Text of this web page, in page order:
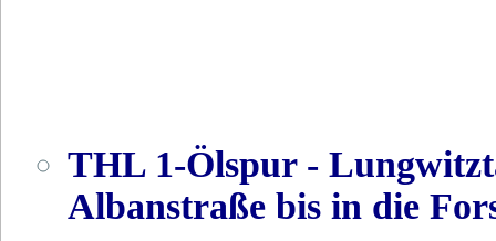
THL 1-Ölspur -
Albanstraße bis in die